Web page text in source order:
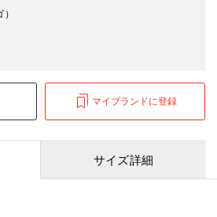
マイブランドに登録
サイズ詳細